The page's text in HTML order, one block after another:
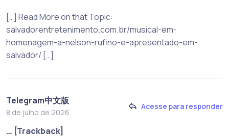
[…] Read More on that Topic:
salvadorentretenimento.com.br/musical-em-
homenagem-a-nelson-rufino-e-apresentado-em-
salvador/ […]
Telegram中文版
8 de julho de 2026
Acesse para responder
… [Trackback]